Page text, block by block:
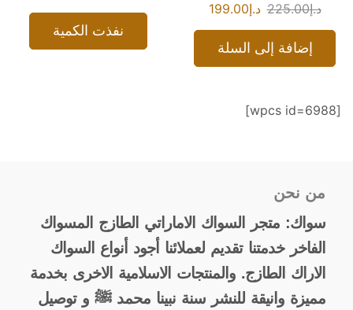
د.إ225.00 د.إ199.00
إضافة إلى السلة
نفذت الكمية
[wpcs id=6988]
من نحن
سواك: متجر السواك الاماراتي الطازج المسواك
الفاخر خدمتنا تقديم لعملائنا أجود أنواع السواك
الاراك الطازج. والمنتجات الاسلامية الاخرى بخدمة
مميزة وانيقة للنشر سنة نبينا محمد ﷺ و توصيل